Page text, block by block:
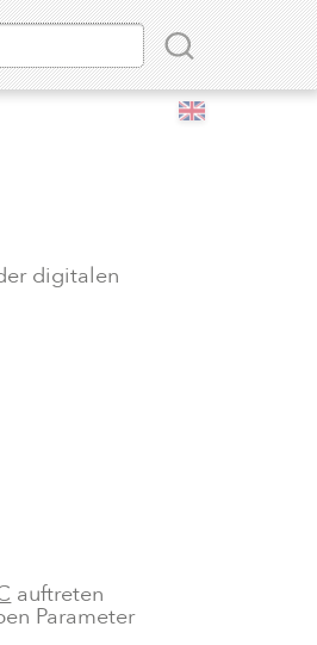
digitalen
auftreten
Parameter